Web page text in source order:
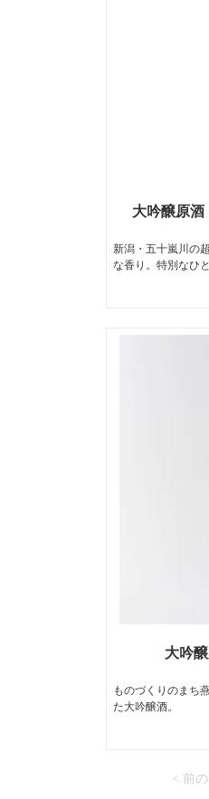
大吟醸原酒
新潟・五十嵐川の
な香り。特別なひ
大吟
ものづくりのまち
た大吟醸酒。
< 前